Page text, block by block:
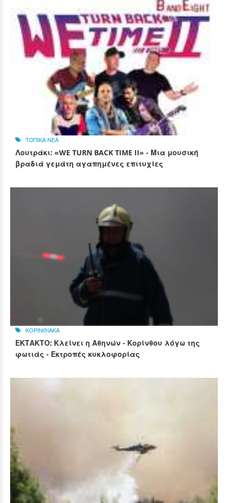
ΤΟΠΙΚΑ ΝΕΑ
Λουτράκι: «WE TURN BACK TIME II» - Μια μουσική
βραδιά γεμάτη αγαπημένες επιτυχίες
ΚΟΡΙΝΘΙΑΚΑ
ΕΚΤΑΚΤΟ: Κλείνει η Αθηνών - Κορίνθου λόγω της
φωτιάς - Εκτροπές κυκλοφορίας